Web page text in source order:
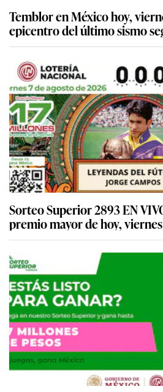
Temblor en México hoy,
epicentro del último sismo
Sorteo Superior 2893 EN
premio mayor de hoy,